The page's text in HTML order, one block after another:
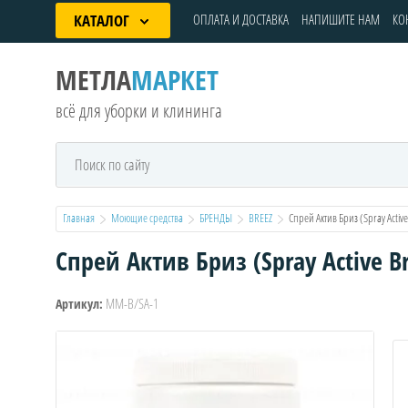
КАТАЛОГ ОПЛАТА И ДОСТАВКА НАПИШИТЕ НАМ
МЕТЛАМАРКЕТ
всё для уборки и клининга
Главная Моющие средства БРЕНДЫ BREEZ
Спрей Актив Бриз (Spray
Спрей Актив Бриз (Spray Active
Артикул: ММ-B/SA-1